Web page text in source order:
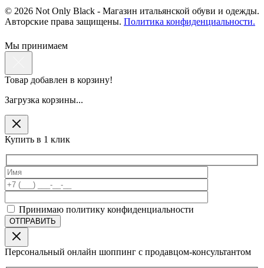
© 2026 Not Only Black - Магазин итальянской обуви и одежды.
Авторские права защищены. Политика конфиденциальности.
Мы принимаем
Товар добавлен в корзину!
Загрузка корзины...
Купить в 1 клик
Принимаю политику конфиденциальности
Персональный онлайн шоппинг с продавцом-консультантом